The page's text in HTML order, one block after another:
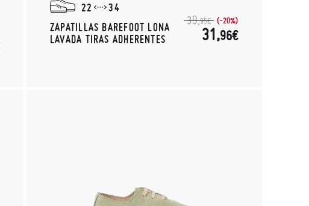
22
34
ZAPATILLAS BAREFOOT LONA
LAVADA TIRAS ADHERENTES
39,95€ (-20%)
31,96€